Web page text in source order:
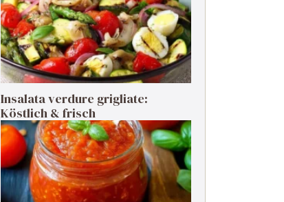
Insalata verdure grigliate:
Köstlich & frisch